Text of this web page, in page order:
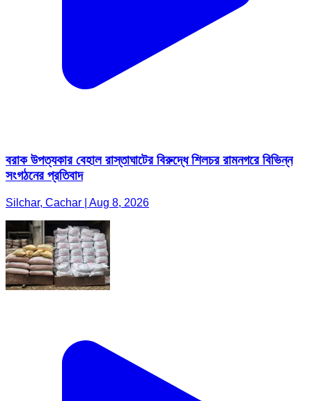
বরাক উপত্যকার বেহাল রাস্তাঘাটের বিরুদ্ধে শিলচর রামনগরে বিভিন্ন
সংগঠনের প্রতিবাদ
Silchar, Cachar | Aug 8, 2026